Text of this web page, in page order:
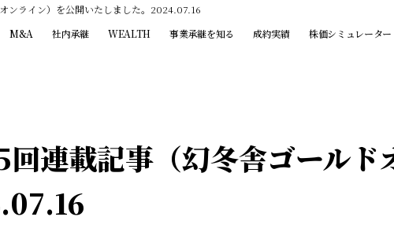
M&A 社内承継 WEALTH 事業承継を知る 成約実績 株価シミュレーター
ンライン）を公開いたしました。2024.07.16
連載記事（幻冬舎ゴールド